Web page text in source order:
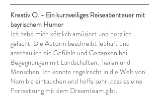
Kreativ O. - Ein kurzweiliges Reiseabenteuer mit
bayrischem Humor
Ich habe mich köstlich amüsiert und herzlich
gelacht. Die Autorin beschreibt lebhaft und
anschaulich die Gefühle und Gedanken bei
Begegnungen mit Landschaften, Tieren und
Menschen. Ich konnte regelrecht in die Welt von
Namibia eintauchen und hoffe sehr, dass es eine
Fortsetzung mit dem Dreamteam gibt.